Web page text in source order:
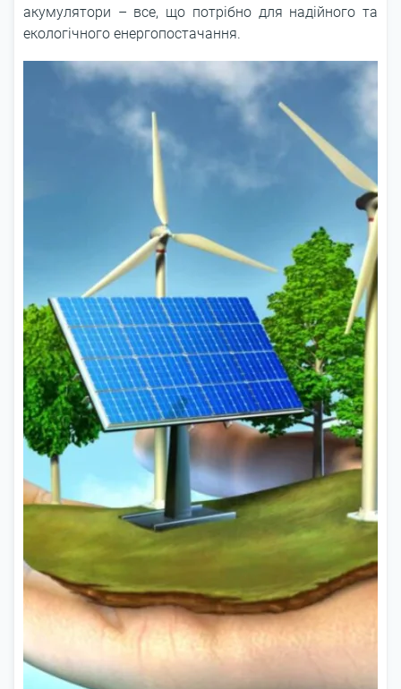
акумулятори – все, що потрібно для надійного та
екологічного енергопостачання.